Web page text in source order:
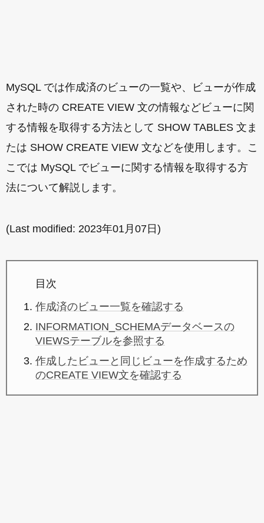
MySQL では作成済のビューの一覧や、ビューが作成
された時の CREATE VIEW 文の情報などビューに関
する情報を取得する方法として SHOW TABLES 文ま
たは SHOW CREATE VIEW 文などを使用します。こ
こでは MySQL でビューに関する情報を取得する方
法について解説します。
(Last modified: 2023年01月07日 )
目次
作成済のビュー一覧を確認する
INFORMATION_SCHEMAデータベースの
VIEWSテーブルを参照する
作成したビューと同じビューを作成するため
のCREATE VIEW文を確認する